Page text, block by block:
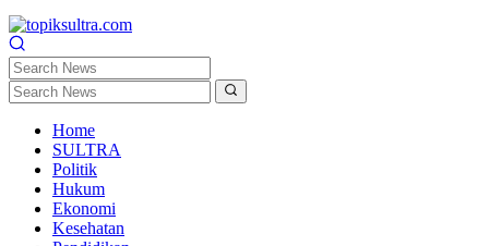
Home
SULTRA
Politik
Hukum
Ekonomi
Kesehatan